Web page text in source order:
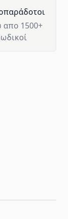
1500+